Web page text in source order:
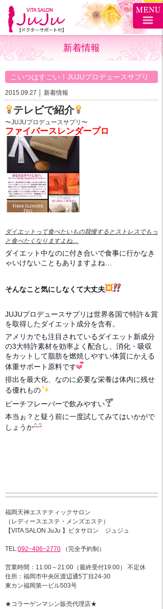
新着情報
こいつはすごい！JUJUプロデュースサプリ
2015.09.27 │ 新着情報
テレビで紹介
〜JUJUプロデュースサプリ〜
ファイバースレンダープロ
ダイエットって食べたいもの我慢するとストレスでもっ
と食べたくなりますよね…
ダイエット中なのに付き合いで食事に行かなき
ゃいけないこともありますよね…
そんなこと気にしなくて大丈夫
JUJUプロデュースサプリは世界各国で特許＆賞
を取得したダイエット成分を含有。
アメリカでも注目されているダイエット新成分
の3大特許素材を効率よく配合し、消化・吸収
をカットして脂肪を燃焼しやすい体質にかえる
体重サポート原料です
排出を最大化、なのに必要な栄養は体内に残せ
る優れもの
ピーチフレーバーで飲みやすい
本当ぉ？と疑う前に一度試してみてはいかがで
しょうか
福岡天神エステティックサロン
（レディースエステ・メンズエステ）
【VITA SALON JuJu 】ビタサロン ジュジュ
TEL:092−406−2770 （完全予約制）
営業時間：11:00～21:00（最終受付19:00） 不定休
住所：福岡市中央区渡辺通5丁目24-30
東カン福岡第一ビル503号
★コラーゲンマシン販売代理店★